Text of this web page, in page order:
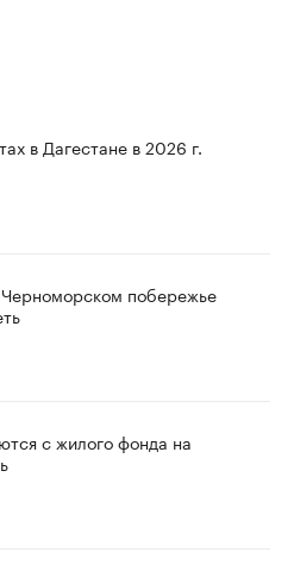
в Дагестане в 2026 г.
побережье
с жилого фонда на